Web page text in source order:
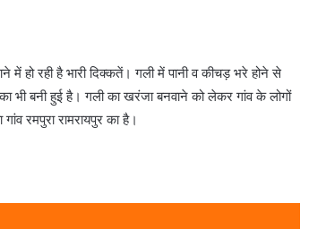
हो रही है भारी दिक्कतें। गली में ‌पानी व कीचड़ भरे होने से
भी बनी हुई है। गली का खरंजा बनवाने को लेकर गांव के लोगों
रमपुरा रामरायपुर का है।